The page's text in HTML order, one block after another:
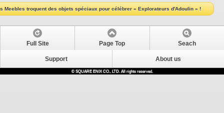
Meebles troquent des objets spéciaux pour célébrer « Explorateurs d'Adoulin » !
Full Site Page Top Seach
Support About us
© SQUARE ENIX CO., LTD. All rights reserved.